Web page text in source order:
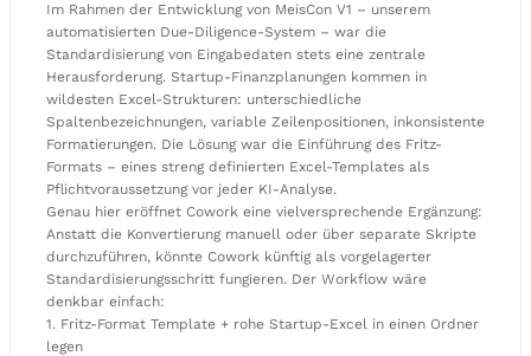
Im Rahmen der Entwicklung von MeisCon V1 – unserem
automatisierten Due-Diligence-System – war die
Standardisierung von Eingabedaten stets eine zentrale
Herausforderung. Startup-Finanzplanungen kommen in
wildesten Excel-Strukturen: unterschiedliche
Spaltenbezeichnungen, variable Zeilenpositionen, inkonsistente
Formatierungen. Die Lösung war die Einführung des Fritz-
Formats – eines streng definierten Excel-Templates als
Pflichtvoraussetzung vor jeder KI-Analyse.
Genau hier eröffnet Cowork eine vielversprechende Ergänzung:
Anstatt die Konvertierung manuell oder über separate Skripte
durchzuführen, könnte Cowork künftig als vorgelagerter
Standardisierungsschritt fungieren. Der Workflow wäre
denkbar einfach:
1. Fritz-Format Template + rohe Startup-Excel in einen Ordner
legen